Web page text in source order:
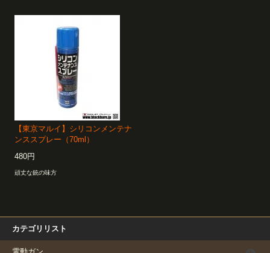
【東京マルイ】シリコンメンテナ
ンススプレー（70ml）
480円
頑丈な銃の味方
カテゴリリスト